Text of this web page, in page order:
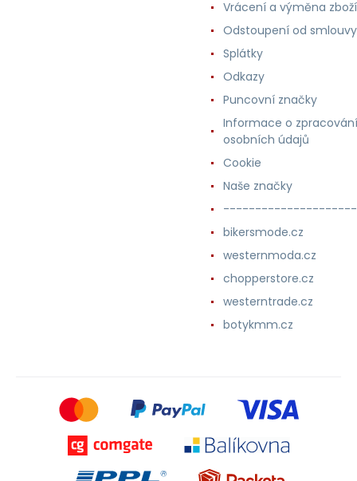
Vrácení a výměna zboží
Odstoupení od smlouvy
Splátky
Odkazy
Puncovní značky
Informace o zpracování
osobních údajů
Cookie
Naše značky
bikersmode.cz
westernmoda.cz
chopperstore.cz
westerntrade.cz
botykmm.cz